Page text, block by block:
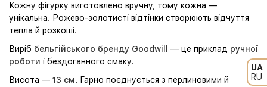
UA
RU
Кожну фігурку виготовлено вручну, тому кожна —
унікальна. Рожево-золотисті відтінки створюють відчуття
тепла й розкоші.
Виріб бельгійського бренду Goodwill — це приклад ручної
роботи і бездоганного смаку.
Висота — 13 см. Гарно поєднується з перлиновими й